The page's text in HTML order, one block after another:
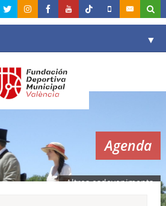
▼
▼
▼
Agenda
Altres esdeveniments